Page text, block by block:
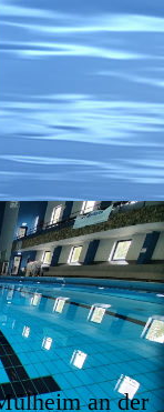
an der